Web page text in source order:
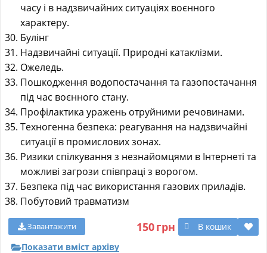
часу і в надзвичайних ситуаціях воєнного
характеру.
Булінг
Надзвичайні ситуації. Природні катаклізми.
Ожеледь.
Пошкодження водопостачання та газопостачання
під час воєнного стану.
Профілактика уражень отруйними речовинами.
Техногенна безпека: реагування на надзвичайні
ситуації в промислових зонах.
Ризики спілкування з незнайомцями в Інтернеті та
можливі загрози співпраці з ворогом.
Безпека під час використання газових приладів.
Побутовий травматизм
150грн В кошик
Завантажити
Показати вміст архіву